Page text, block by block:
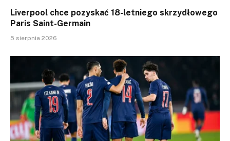
Liverpool chce pozyskać 18-letniego skrzydłowego
Paris Saint-Germain
5 sierpnia 2026